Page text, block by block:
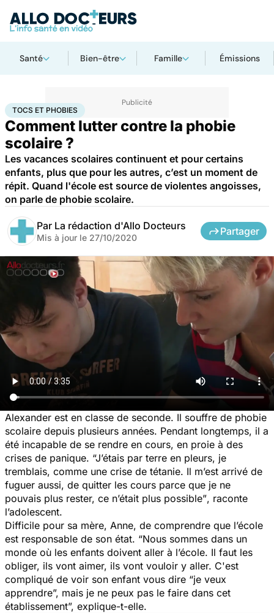
Santé Bien-être Famille Émissions
Accueil SantéTocs et phobies
TOCS ET PHOBIES
Comment lutter contre la phobie
scolaire ?
Les vacances scolaires continuent et pour certains
enfants, plus que pour les autres, c’est un moment de
répit. Quand l'école est source de violentes angoisses,
on parle de phobie scolaire.
Par La rédaction d'Allo Docteurs
Mis à jour le 27/10/2020
Partager
Alexander est en classe de seconde. Il souffre de phobie
scolaire depuis plusieurs années. Pendant longtemps, il a
été incapable de se rendre en cours, en proie à des
crises de panique. “J’étais par terre en pleurs, je
tremblais, comme une crise de tétanie. Il m’est arrivé de
fuguer aussi, de quitter les cours parce que je ne
pouvais plus rester, ce n’était plus possible”, raconte
l’adolescent.
Difficile pour sa mère, Anne, de comprendre que l’école
est responsable de son état. “Nous sommes dans un
monde où les enfants doivent aller à l’école. Il faut les
obliger, ils vont aimer, ils vont vouloir y aller. C'est
compliqué de voir son enfant vous dire “je veux
apprendre”, mais je ne peux pas le faire dans cet
établissement”, explique-t-elle.